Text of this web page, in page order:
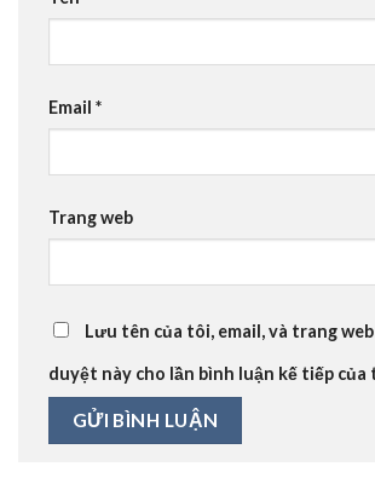
Email *
Trang web
Lưu tên của tôi, email, và trang
duyệt này cho lần bình luận kế tiếp của